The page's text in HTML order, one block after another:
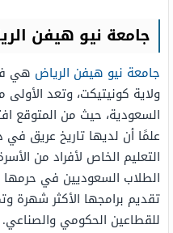
جامعة نيو هيفن الرياض
جامعة نيو هيفن الرياض هي
ولاية كونيتيكت، وتعد
علمًا أن لديها تاريخ عريق
التعليم الخاص لأفراد من
الطلاب السعوديين في حرمها
تقديم برامجها الأكثر شهرة
للقطاعين الحكومي والصناعي.